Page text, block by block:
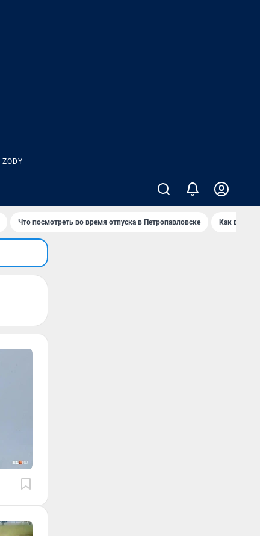
ZODY
Что посмотреть во время отпуска в Петропавловске Как